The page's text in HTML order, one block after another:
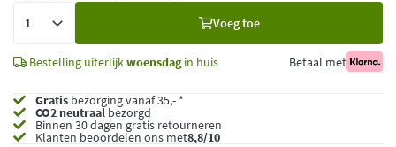
Voeg toe
Bestelling uiterlijkwoensdagin huis Betaal met
Gratis bezorging vanaf 35,- *
CO2 neutraalbezorgd
Binnen 30 dagen gratis retourneren
Klanten beoordelen ons met8,8/10